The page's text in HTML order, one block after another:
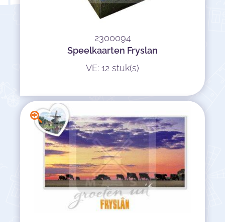
2300094
Speelkaarten Fryslan
VE: 12 stuk(s)